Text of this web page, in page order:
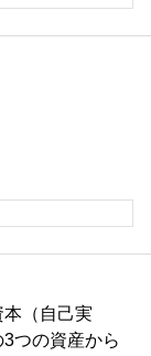
（自己実
つの資産から